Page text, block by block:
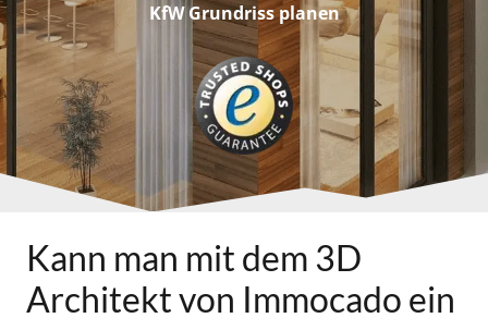
KfW Grundriss planen
Kann man mit dem 3D
Architekt von Immocado ein